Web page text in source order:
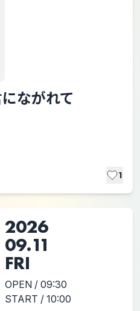
ながれて
1
2026
09.11
FRI
OPEN / 09:30
START / 10:00